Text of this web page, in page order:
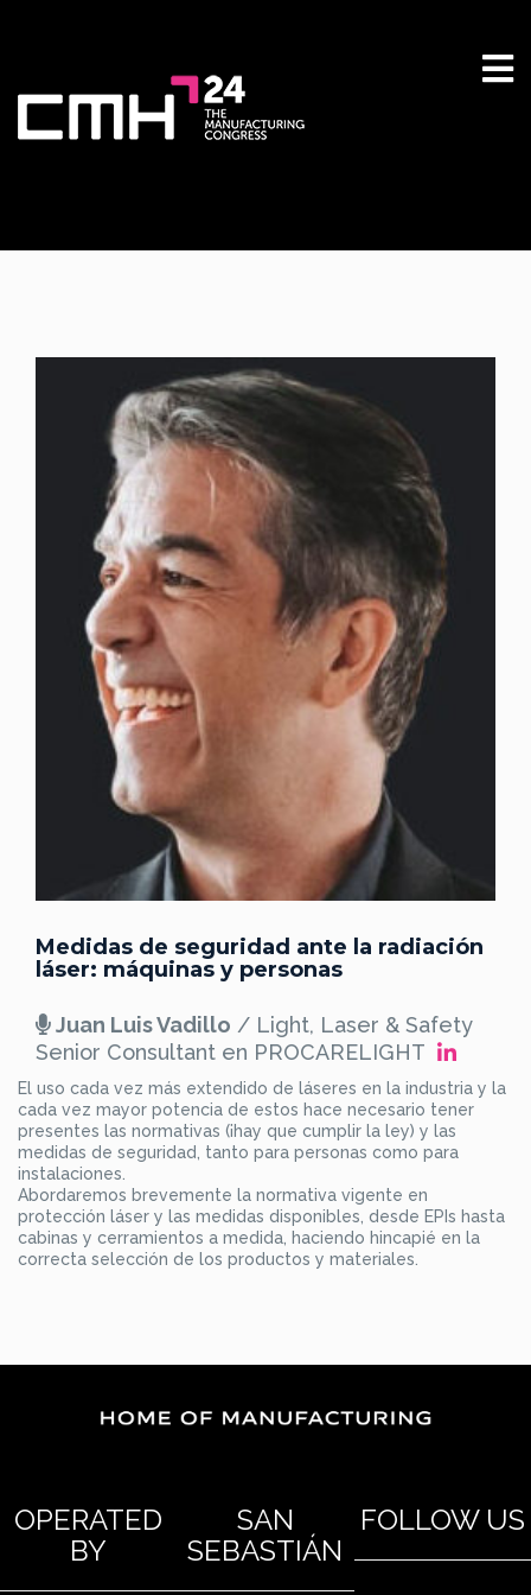
Medidas de seguridad ante la radiación
láser: máquinas y personas
Juan Luis Vadillo / Light, Laser & Safety
Senior Consultant en PROCARELIGHT
El uso cada vez más extendido de láseres en la industria y la
cada vez mayor potencia de estos hace necesario tener
presentes las normativas (¡hay que cumplir la ley) y las
medidas de seguridad, tanto para personas como para
instalaciones.
Abordaremos brevemente la normativa vigente en
protección láser y las medidas disponibles, desde EPIs hasta
cabinas y cerramientos a medida, haciendo hincapié en la
correcta selección de los productos y materiales.
OPERATED
BY
SAN
SEBASTIÁN
FOLLOW US